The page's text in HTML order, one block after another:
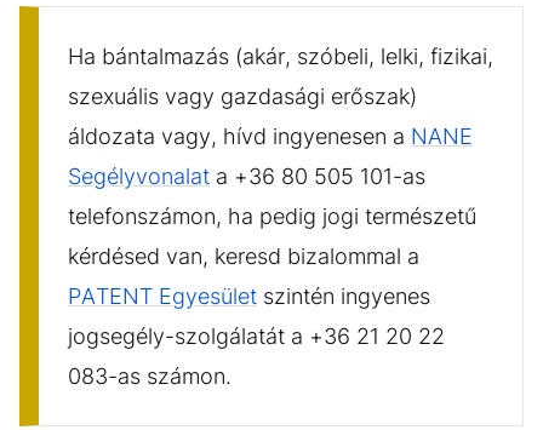
Ha bántalmazás (akár, szóbeli, lelki, fizikai,
szexuális vagy gazdasági erőszak)
áldozata vagy, hívd ingyenesen a NANE
Segélyvonalat a +36 80 505 101-as
telefonszámon, ha pedig jogi természetű
kérdésed van, keresd bizalommal a
PATENT Egyesület szintén ingyenes
jogsegély-szolgálatát a +36 21 20 22
083-as számon.